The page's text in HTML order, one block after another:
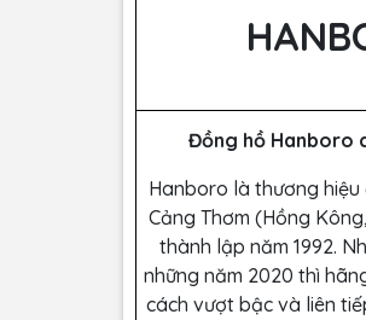
Đồng hồ Hanboro
Hanboro là thương
Cảng Thơm (Hồng
thành lập năm 1992.
những năm 2020 thì
cách vượt bậc và liên